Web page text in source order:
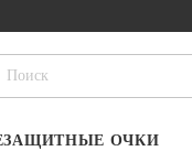
ОЧКИ